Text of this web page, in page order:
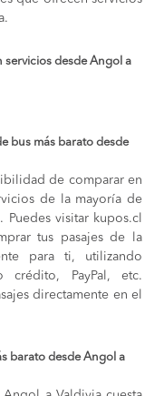
servicios desde Angol a
bus más barato desde
de comparar en
de la mayoría de
Puedes visitar kupos.cl
tus pasajes de la
para ti, utilizando
PayPal, etc.
directamente en el
barato desde Angol a